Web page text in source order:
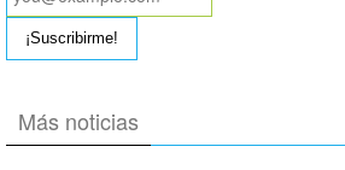
Más noticias